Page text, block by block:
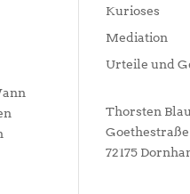
Kurioses
Mediation
Urteile und
Thorsten
Goethestraße
72175